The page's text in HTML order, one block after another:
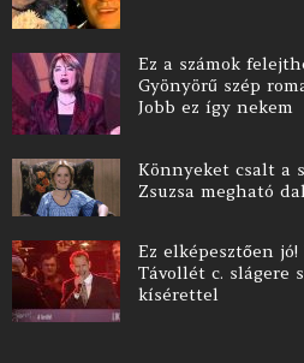
Ez a számok
Gyönyörű szép
Jobb ez így nekem
Könnyeket csalt a
Zsuzsa megható
Ez elképesztően
Távollét c. slágere
kísérettel